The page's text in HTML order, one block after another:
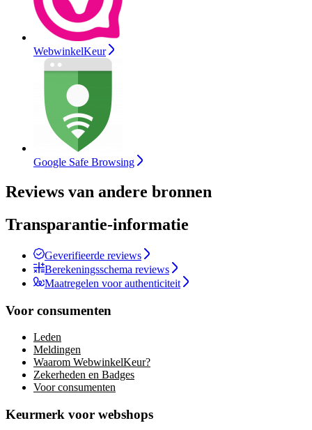
WebwinkelKeur
Google Safe Browsing
Reviews van andere bronnen
Transparantie-informatie
Geverifieerde reviews
Berekeningsschema reviews
Maatregelen voor authenticiteit
Voor consumenten
Leden
Meldingen
Waarom WebwinkelKeur?
Zekerheden en Badges
Voor consumenten
Keurmerk voor webshops